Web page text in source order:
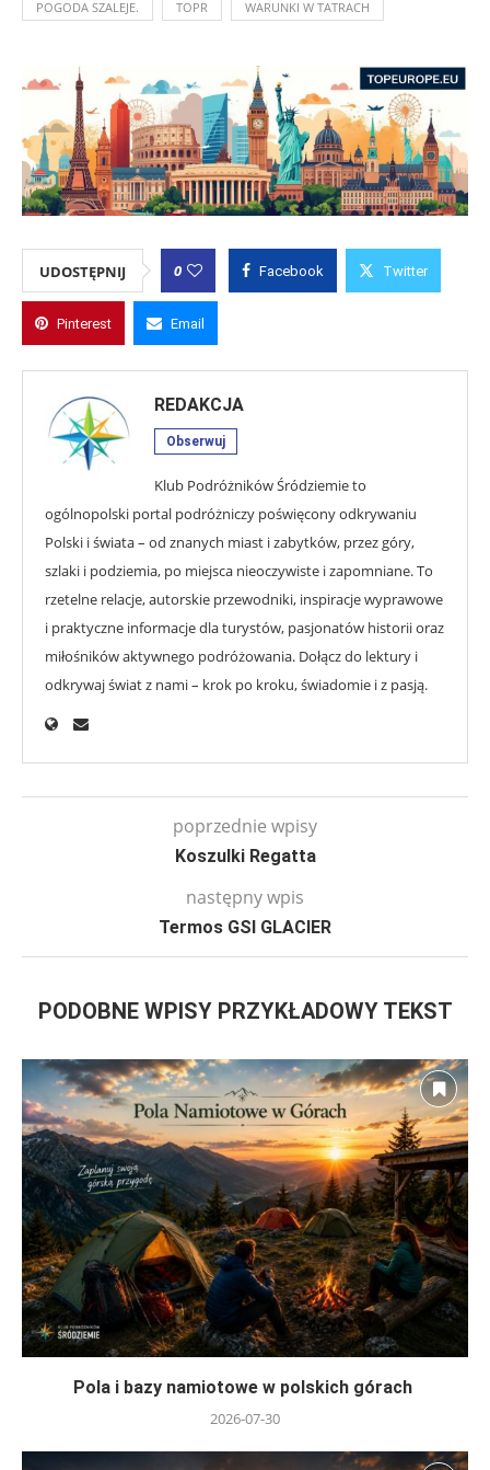
POGODA SZALEJE. TOPR WARUNKI W TATRACH
UDOSTĘPNIJ 0 Facebook Twitter
Pinterest Email
REDAKCJA
Obserwuj
Klub Podróżników Śródziemie to
ogólnopolski portal podróżniczy poświęcony odkrywaniu
Polski i świata – od znanych miast i zabytków, przez góry,
szlaki i podziemia, po miejsca nieoczywiste i zapomniane. To
rzetelne relacje, autorskie przewodniki, inspiracje wyprawowe
i praktyczne informacje dla turystów, pasjonatów historii oraz
miłośników aktywnego podróżowania. Dołącz do lektury i
odkrywaj świat z nami – krok po kroku, świadomie i z pasją.
poprzednie wpisy
Koszulki Regatta
następny wpis
Termos GSI GLACIER
PODOBNE WPISY PRZYKŁADOWY TEKST
Pola i bazy namiotowe w polskich górach
2026-07-30